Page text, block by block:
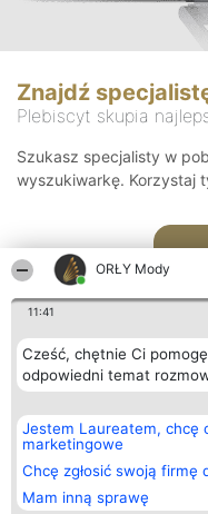
ORŁY Mody
11:41
Cześć, chętnie Ci
odpowiedni temat
Jestem Laureatem, chcę
marketingowe
Chcę zgłosić swoją firmę
Mam inną sprawę
Znajdź
Plebiscyt skupia
Szukasz specjalisty w
wyszukiwarkę. Korzystaj
Organizator plebiscytu
Bright Side Solutions sp. z o.
o. sp. k.
ul. Ruska 22
Wrocław 50-079
KRS 0000749100 | Regon